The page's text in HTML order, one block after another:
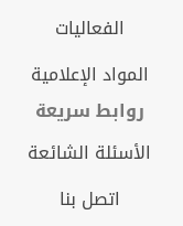
الفعاليات
المواد الإعلامية
روابط سريعة
الأسئلة الشائعة
اتصل بنا